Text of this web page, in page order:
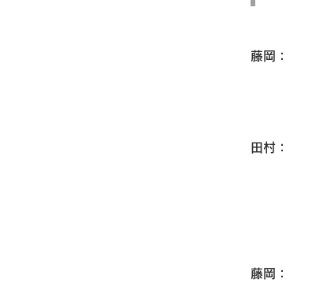
藤岡：
田村：
藤岡：